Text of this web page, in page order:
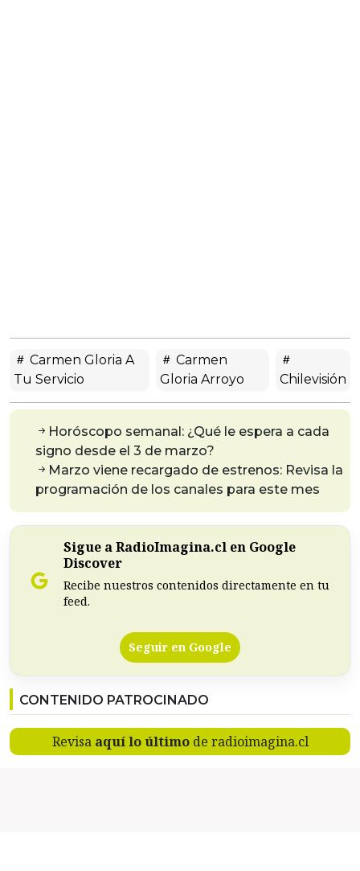
Carmen Gloria A
Tu Servicio
Carmen
Gloria Arroyo
Chilevisión
Horóscopo semanal: ¿Qué le espera a cada
signo desde el 3 de marzo?
Marzo viene recargado de estrenos: Revisa la
programación de los canales para este mes
Sigue a RadioImagina.cl en Google
Discover
Recibe nuestros contenidos directamente en tu
feed.
Seguir en Google
CONTENIDO PATROCINADO
Revisa aquí lo últimode radioimagina.cl